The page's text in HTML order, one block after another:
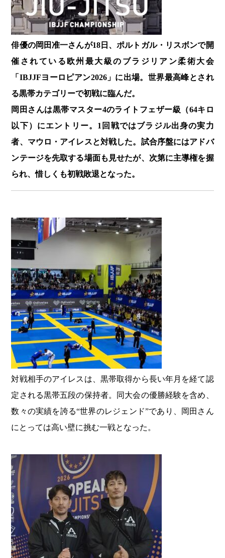
俳優の岡田准一さんが18日、ポルトガル・リスボンで開
催されている欧州最大級のブラジリアン柔術大会
「IBJJFヨーロピアン2026」に出場。世界最高峰とされ
る黒帯カテゴリーで初戦に臨んだ。
岡田さんは黒帯マスター4のライトフェザー級（64キロ
以下）にエントリー。1回戦ではブラジル出身の実力
者、マウロ・アイレスと対戦した。試合序盤にはアドバ
ンテージを先取する場面も見せたが、次第に主導権を握
られ、惜しくも初戦敗退となった。
対戦相手のアイレスは、黒帯取得から長い年月を経て認
定される黒帯五段の保持者。同大会の優勝経験を含め、
数々の実績を誇る“世界のレジェンド”であり、岡田さん
にとっては高い壁に挑む一戦となった。